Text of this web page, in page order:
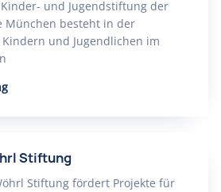
und Jugendstiftung der
München besteht in der
und Jugendlichen im
Stiftung
Stiftung fördert Projekte für